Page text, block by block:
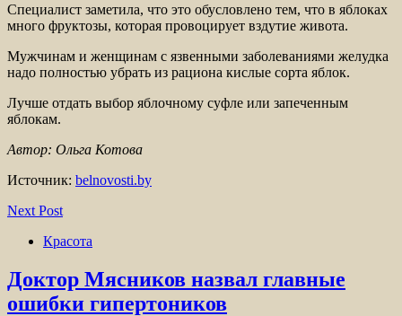
Специалист заметила, что это обусловлено тем, что в яблоках
много фруктозы, которая провоцирует вздутие живота.
Мужчинам и женщинам с язвенными заболеваниями желудка
надо полностью убрать из рациона кислые сорта яблок.
Лучше отдать выбор яблочному суфле или запеченным
яблокам.
Автор: Ольга Котова
Источник: belnovosti.by
Next Post
Красота
Доктор Мясников назвал главные
ошибки гипертоников